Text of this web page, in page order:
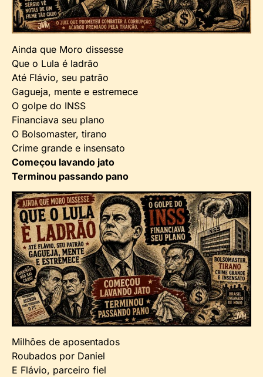
Ainda que Moro dissesse
Que o Lula é ladrão
Até Flávio, seu patrão
Gagueja, mente e estremece
O golpe do INSS
Financiava seu plano
O Bolsomaster, tirano
Crime grande e insensato
Começou lavando jato
Terminou passando pano
Milhões de aposentados
Roubados por Daniel
E Flávio, parceiro fiel